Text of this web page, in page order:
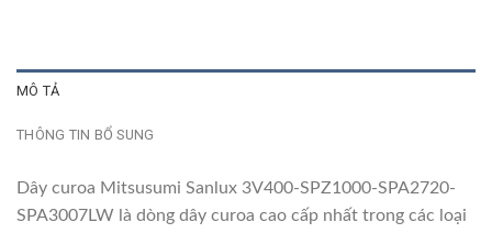
MÔ TẢ
THÔNG TIN BỔ SUNG
Dây curoa Mitsusumi Sanlux 3V400-SPZ1000-SPA2720-
SPA3007LW là dòng dây curoa cao cấp nhất trong các loại